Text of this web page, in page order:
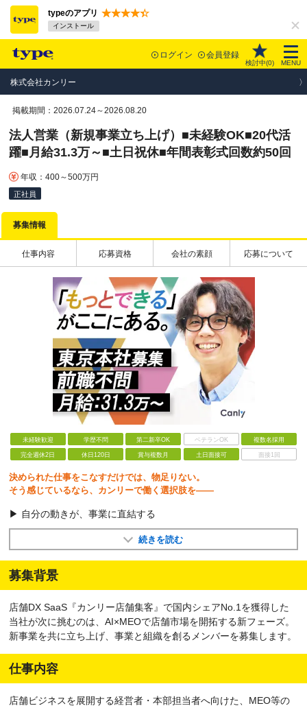
typeのアプリ
インストール
ログイン 会員登録
検討中(0) MENU
株式会社カンリー
掲載期間：2026.07.24～2026.08.20
法人営業（新規事業立ち上げ）■未経験OK■20代活
躍■月給31.3万～■土日祝休■年間表彰式回数約50回
年収：400～500万円
正社員
募集情報
仕事内容 応募資格 会社の素顔 応募について
未経験歓迎 学歴不問 第二新卒OK ベテランOK 複数名採用
完全週休2日 休日120日 賞与複数月 土日面接可 面接1回
決められた仕事をこなすだけでは、物足りない。
そう感じているなら、カンリーで働く選択肢を――
▶ 自分の動きが、事業に直結する
続きを読む
募集背景
店舗DX SaaS『カンリー店舗集客』で国内シェアNo.1を獲得した
当社が次に挑むのは、AI×MEOで店舗市場を開拓する新フェーズ。
新事業を共に立ち上げ、事業と組織を創るメンバーを募集します。
仕事内容
店舗ビジネスを展開する経営者・本部担当者へ向けた、MEO等の